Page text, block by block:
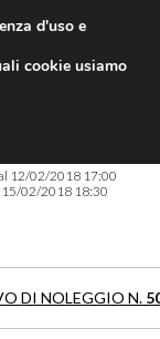
12/02/2018 17:00
15/02/2018 18:30
DI NOLEGGIO N.
d'uso e
cookie usiamo